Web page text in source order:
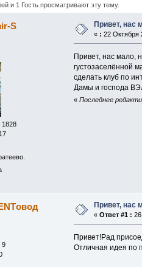
и 1 Гость просматривают эту тему.
S Привет, нас
« : 22 Октября
Привет, нас мало,
густозаселённой
сделать клуб по
Дамы и господа
«Последнее
9
Привет, нас
« Ответ #1 :
Привет!Рад
Отличная идея по